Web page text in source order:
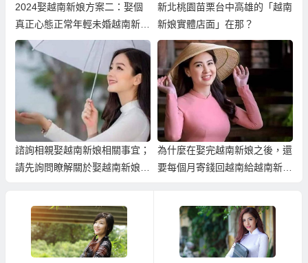
2024娶越南新娘方案二：娶個
真正心態正常年輕未婚越南新
娘！
新北桃園苗栗台中高雄的「越南
新娘實體店面」在那？
諮詢相親娶越南新娘相關事宜；
請先詢問瞭解關於娶越南新娘的
為什麼在娶完越南新娘之後，還
要每個月寄錢回越南給越南新娘